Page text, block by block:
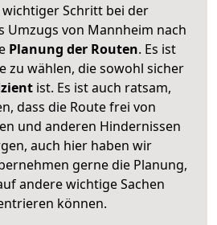
Schritt bei der
Umzugs von Mannheim nach
Planung der Routen. Es ist
zu wählen, die sowohl sicher
ist. Es ist auch ratsam,
dass die Route frei von
und anderen Hindernissen
auch hier haben wir
gerne die Planung,
andere wichtige Sachen
können.